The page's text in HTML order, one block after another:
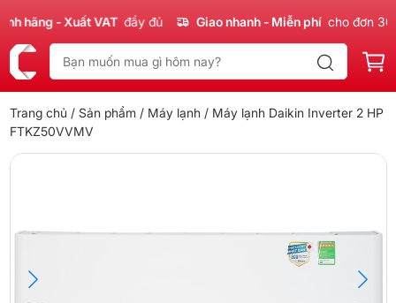
hãng - Xuất VAT đầy đủ Giao nhanh - Miễn phí cho đơn 300k
Trang chủ / Sản phẩm / Máy lạnh / Máy lạnh Daikin Inverter 2 HP
FTKZ50VVMV